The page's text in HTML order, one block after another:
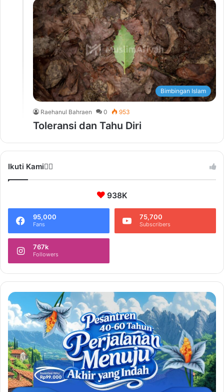
Bimbingan Islam
Raehanul Bahraen 0 953
Toleransi dan Tahu Diri
Ikuti Kami❤️‍🔥
938K
95,000
Fans
75,700
Subscribers
767k
Followers